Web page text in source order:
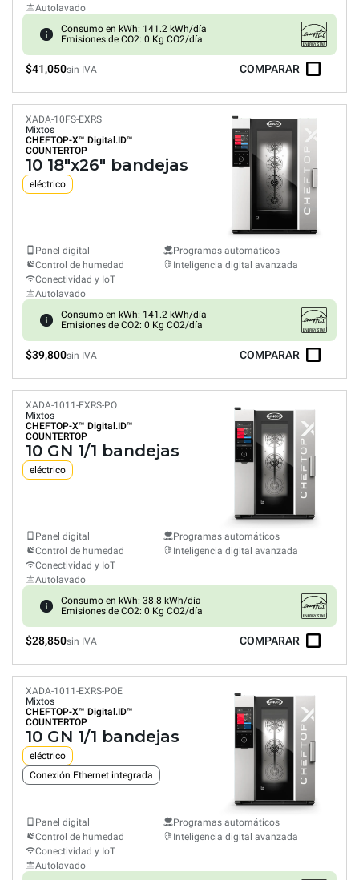
Autolavado
Consumo en kWh: 141.2 kWh/día
Emisiones de CO2: 0 Kg CO2/día
$41,050sin IVA COMPARAR
XADA-10FS-EXRS
Mixtos
CHEFTOP-X™ Digital.ID™
COUNTERTOP
10 18"x26" bandejas
eléctrico
Panel digital
Control de humedad
Conectividad y IoT
Autolavado
Programas automáticos
Inteligencia digital avanzada
Consumo en kWh: 141.2 kWh/día
Emisiones de CO2: 0 Kg CO2/día
$39,800sin IVA COMPARAR
XADA-1011-EXRS-PO
Mixtos
CHEFTOP-X™ Digital.ID™
COUNTERTOP
10 GN 1/1 bandejas
eléctrico
Panel digital
Control de humedad
Conectividad y IoT
Autolavado
Programas automáticos
Inteligencia digital avanzada
Consumo en kWh: 38.8 kWh/día
Emisiones de CO2: 0 Kg CO2/día
$28,850sin IVA COMPARAR
XADA-1011-EXRS-POE
Mixtos
CHEFTOP-X™ Digital.ID™
COUNTERTOP
10 GN 1/1 bandejas
eléctrico
Conexión Ethernet integrada
Panel digital
Control de humedad
Conectividad y IoT
Autolavado
Programas automáticos
Inteligencia digital avanzada